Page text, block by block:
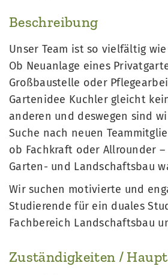
Beschreibung
Unser Team ist so vielfältig
Ob Neuanlage eines
Großbaustelle oder
Gartenidee Kuchler gleicht
anderen und deswegen sind
Suche nach neuen
ob Fachkraft oder Allrounder
Garten- und Landschaftsbau
Wir suchen motivierte und
Studierende für ein duales
Fachbereich Landschaftsbau
Zuständigkeiten /